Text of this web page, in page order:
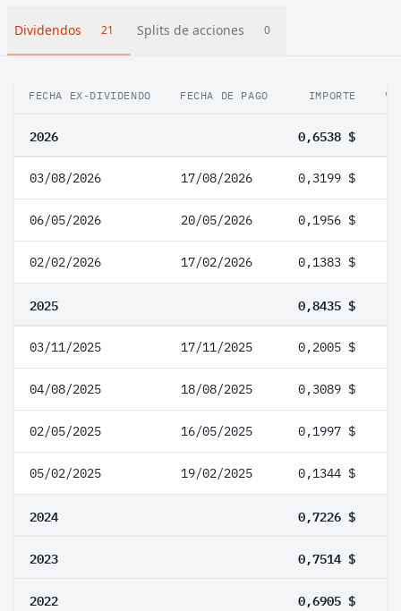
Dividendos 21 Splits de acciones 0
FECHA EX-DIVIDENDO FECHA DE PAGO IMPORTE
2026 0,6538 $
03/08/2026 17/08/2026 0,3199 $
06/05/2026 20/05/2026 0,1956 $
02/02/2026 17/02/2026 0,1383 $
2025 0,8435 $
03/11/2025 17/11/2025 0,2005 $
04/08/2025 18/08/2025 0,3089 $
02/05/2025 16/05/2025 0,1997 $
05/02/2025 19/02/2025 0,1344 $
2024 0,7226 $
2023 0,7514 $
2022 0,6905 $